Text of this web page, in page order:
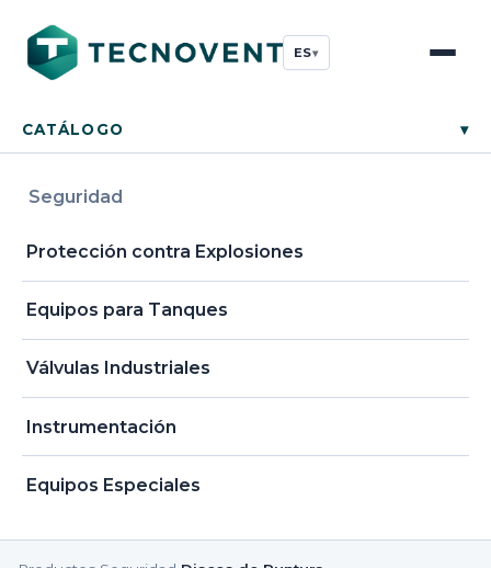
ES▾
CATÁLOGO ▾
Seguridad
Protección contra Explosiones
Equipos para Tanques
Válvulas Industriales
Instrumentación
Equipos Especiales